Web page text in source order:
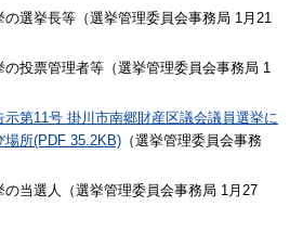
選挙長等（選挙管理委員会事務局 1月21
投票管理者等（選挙管理委員会事務局 1
第11号 掛川市南郷財産区議会議員選挙に
場所(PDF 35.2KB) （選挙管理委員会事務
当選人（選挙管理委員会事務局 1月27